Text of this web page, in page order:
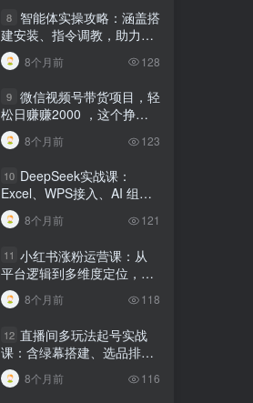
8
智能体实操攻略：涵盖搭
建安装、指令调教，助力搭
建行业专属智能体
8个月前 128
9 微信视频号带货项目，轻
松日赚赚2000 ，这个挣钱
入口很多伙伴都在闷声发财
8个月前 123
10 DeepSeek实战课：
Excel、WPS接入、AI 组合
工具与小红书批量做笔记技
巧
8个月前 121
11 小红书涨粉运营课：从
平台逻辑到多维度定位，传
授挣钱 “核武器”，助力普通
人逆袭8个月前 118
12 直播间多玩法起号实战
课：含绿幕搭建、选品排
品，自然流/微付费起号及违
规调整技巧
8个月前 116